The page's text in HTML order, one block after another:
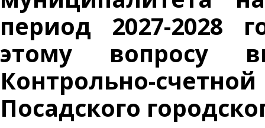
период 2027-2028
этому вопросу
Контрольно-
Посадского